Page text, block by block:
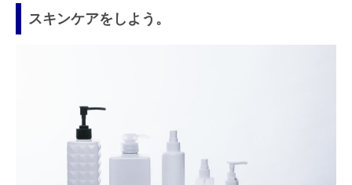
スキンケアをしよう。